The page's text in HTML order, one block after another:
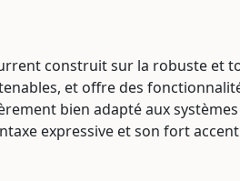
construit sur la robuste et
et offre des
bien adapté aux
expressive et son fort